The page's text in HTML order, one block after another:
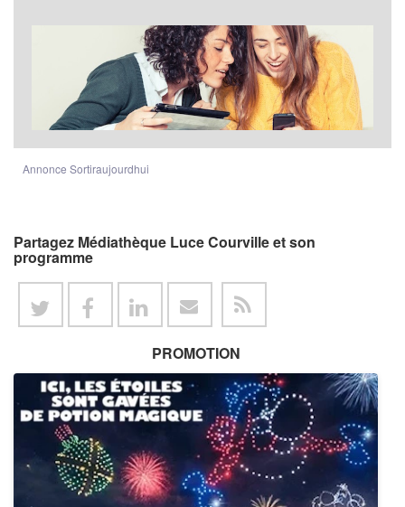
Annonce Sortiraujourdhui
Partagez Médiathèque Luce Courville et son
programme
PROMOTION